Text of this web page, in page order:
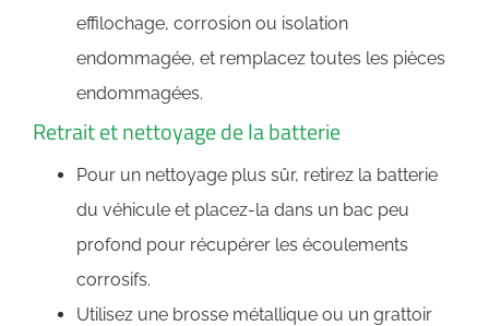
effilochage, corrosion ou isolation
endommagée, et remplacez toutes les pièces
endommagées.
Retrait et nettoyage de la batterie
Pour un nettoyage plus sûr, retirez la batterie
du véhicule et placez-la dans un bac peu
profond pour récupérer les écoulements
corrosifs.
Utilisez une brosse métallique ou un grattoir